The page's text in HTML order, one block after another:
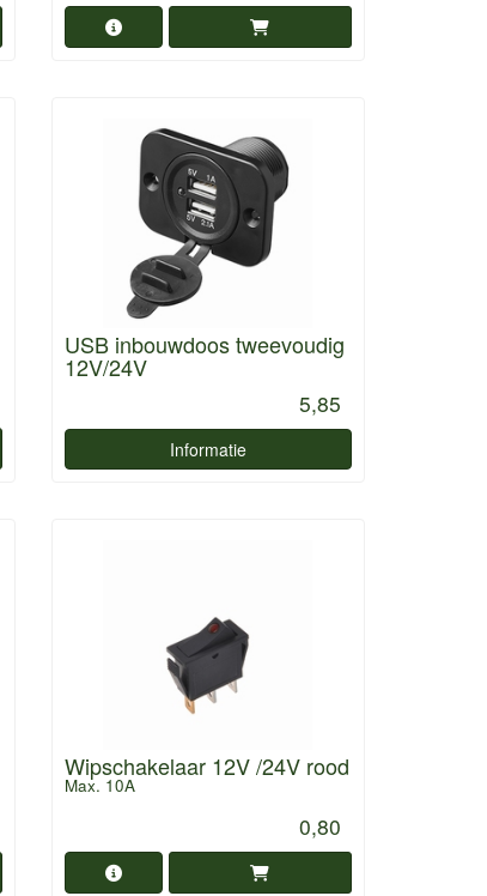
USB inbouwdoos tweevoudig
12V/24V
5,85
Informatie
Wipschakelaar 12V /24V rood
Max. 10A
0,80